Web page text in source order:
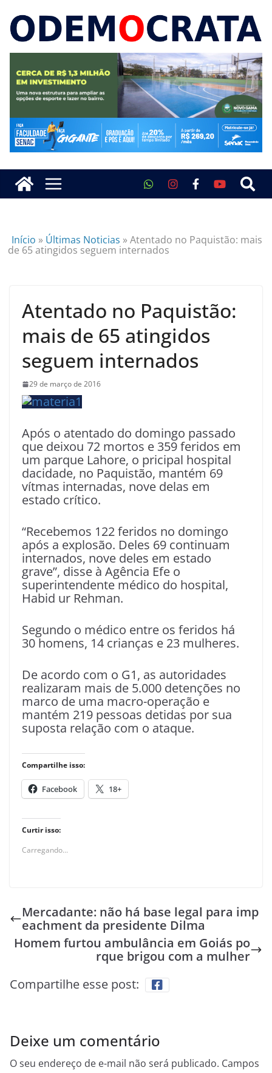
Início » Últimas Noticias »Atentado no Paquistão: mais
de 65 atingidos seguem internados
Atentado no Paquistão:
mais de 65 atingidos
seguem internados
29 de março de 2016
Após o atentado do domingo passado
que deixou 72 mortos e 359 feridos em
um parque Lahore, o pricipal hospital
dacidade, no Paquistão, mantém 69
vítmas internadas, nove delas em
estado crítico.
“Recebemos 122 feridos no domingo
após a explosão. Deles 69 continuam
internados, nove deles em estado
grave”, disse à Agência Efe o
superintendente médico do hospital,
Habid ur Rehman.
Segundo o médico entre os feridos há
30 homens, 14 crianças e 23 mulheres.
De acordo com o G1, as autoridades
realizaram mais de 5.000 detenções no
marco de uma macro-operação e
mantém 219 pessoas detidas por sua
suposta relação com o ataque.
Compartilhe isso:
Facebook 18+
Curtir isso:
Carregando...
Mercadante: não há base legal para imp
eachment da presidente Dilma
Homem furtou ambulância em Goiás po
rque brigou com a mulher
Compartilhe esse post:
Deixe um comentário
O seu endereço de e-mail não será publicado. Campos